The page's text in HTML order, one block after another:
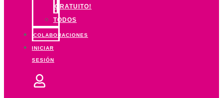
GRATUITO!
TODOS
COLABORACIONES
INICIAR
SESIÓN